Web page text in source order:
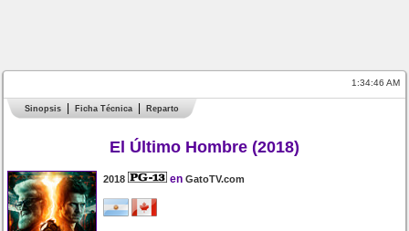
1:34:46 AM
Sinopsis Ficha Técnica Reparto
El Último Hombre (2018)
2018 en GatoTV.com